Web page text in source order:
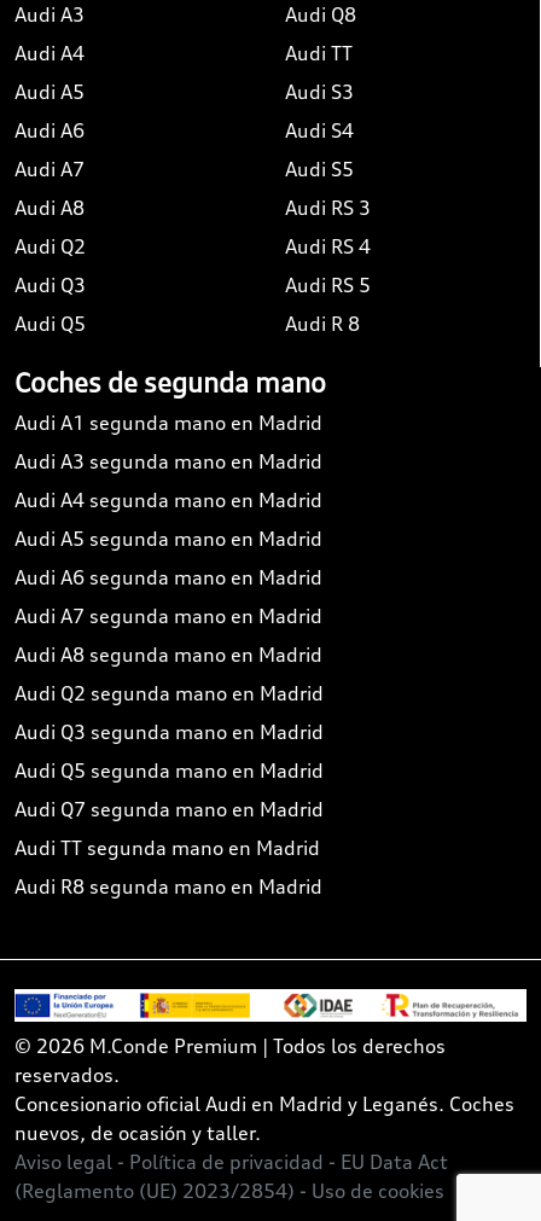
Audi A3
Audi A4
Audi A5
Audi A6
Audi A7
Audi A8
Audi Q2
Audi Q3
Audi Q5
Audi Q8
Audi TT
Audi S3
Audi S4
Audi S5
Audi RS 3
Audi RS 4
Audi RS 5
Audi R 8
Coches de segunda mano
Audi A1 segunda mano en Madrid
Audi A3 segunda mano en Madrid
Audi A4 segunda mano en Madrid
Audi A5 segunda mano en Madrid
Audi A6 segunda mano en Madrid
Audi A7 segunda mano en Madrid
Audi A8 segunda mano en Madrid
Audi Q2 segunda mano en Madrid
Audi Q3 segunda mano en Madrid
Audi Q5 segunda mano en Madrid
Audi Q7 segunda mano en Madrid
Audi TT segunda mano en Madrid
Audi R8 segunda mano en Madrid
© 2026 M.Conde Premium | Todos los derechos
reservados.
Concesionario oficial Audi en Madrid y Leganés. Coches
nuevos, de ocasión y taller.
Aviso legal - Política de privacidad - EU Data Act
(Reglamento (UE) 2023/2854) - Uso de cookies